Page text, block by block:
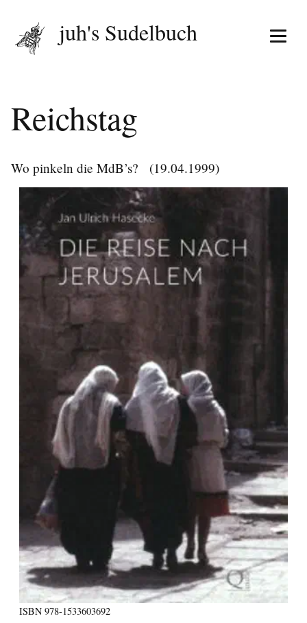
Menü
juh's Sudelbuch
Reichstag
Wo pinkeln die MdB’s? (19.04.1999)
ISBN 978-1533603692